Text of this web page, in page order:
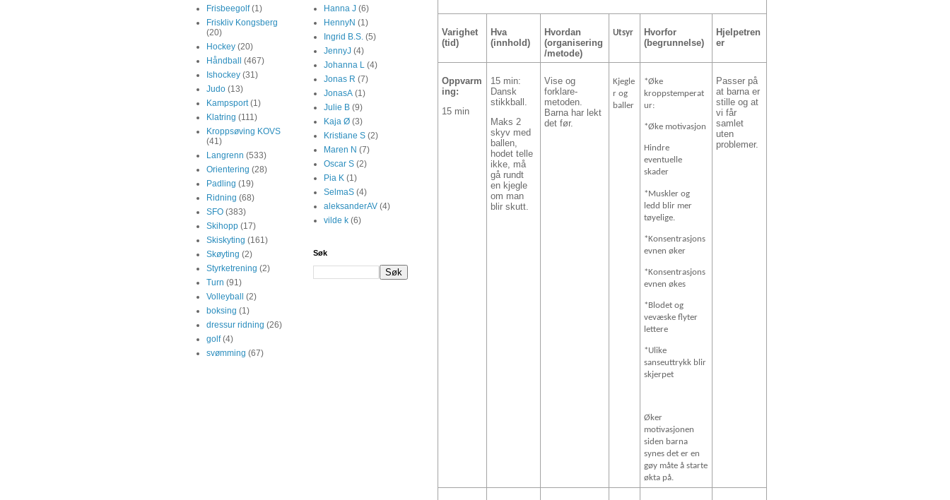
Varighet
(tid)
Hva
(innhold)
Hvordan
(organisering
/metode)
Utsyr
Hvorfor
(begrunnelse)
Hjelpetren
er
Oppvarm
ing:
15 min
15 min:
Dansk
stikkball.
Maks 2
skyv med
ballen,
hodet telle
ikke, må
gå rundt
en kjegle
om man
blir skutt.
Vise og
forklare-
metoden.
Barna har lekt
det før.
Kjegle
r og
baller
*Øke
kroppstemperat
ur:
*Øke motivasjon
Hindre
eventuelle
skader
*Muskler og
ledd blir mer
tøyelige.
*Konsentrasjons
evnen øker
*Konsentrasjons
evnen økes
*Blodet og
vevæske flyter
lettere
*Ulike
sanseuttrykk blir
skjerpet
Øker
motivasjonen
siden barna
synes det er en
gøy måte å starte
økta på.
Passer på
at barna er
stille og at
vi får
samlet
uten
problemer.
Frisbeegolf (1)
Friskliv Kongsberg
(20)
Hockey (20)
Håndball
(467)
Ishockey (31)
Judo (13)
Kampsport (1)
Klatring (111)
Kroppsøving KOVS
(41)
Langrenn (533)
Orientering (28)
Padling (19)
Ridning (68)
SFO (383)
Skihopp (17)
Skiskyting (161)
Skøyting (2)
Styrketrening (2)
Turn (91)
Volleyball
(2)
boksing (1)
dressur ridning (26)
golf (4)
svømming (67)
Hanna J (6)
HennyN (1)
Ingrid B.S. (5)
JennyJ (4)
Johanna L (4)
Jonas R (7)
JonasA (1)
Julie B (9)
Kaja Ø (3)
Kristiane S (2)
Maren N (7)
Oscar S (2)
Pia K (1)
SelmaS (4)
aleksanderAV (4)
vilde k (6)
Søk